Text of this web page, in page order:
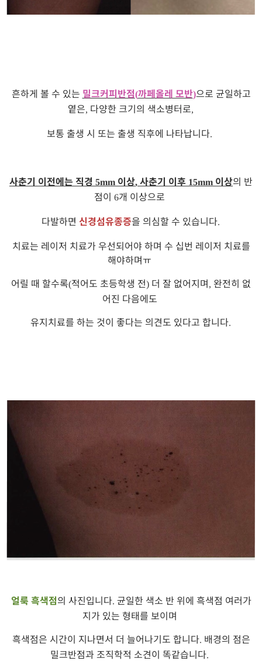
흔하게 볼 수 있는 밀크커피반점(까페올레 모반)으로 균일하고
옅은, 다양한 크기의 색소병터로,
보통 출생 시 또는 출생 직후에 나타납니다.
사춘기 이전에는 직경5mm 이상,사춘기 이후 15mm 이상의 반
점이6개 이상으로
다발하면 신경섬유종증을 의심할 수 있습니다.
치료는 레이저 치료가 우선되어야 하며 수 십번 레이저 치료를
해야하며ㅠ
어릴 때 할수록(적어도 초등학생 전) 더 잘 없어지며, 완전히 없
어진 다음에도
유지치료를 하는 것이 좋다는 의견도 있다고 합니다.
얼룩 흑색점의 사진입니다. 균일한 색소 반 위에 흑색점 여러가
지가 있는 형태를 보이며
흑색점은 시간이 지나면서 더 늘어나기도 합니다. 배경의 점은
밀크반점과 조직학적 소견이 똑같습니다.